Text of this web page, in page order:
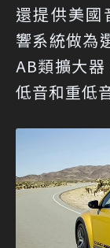
還提供美
響系統做為
AB類擴大
低音和重低